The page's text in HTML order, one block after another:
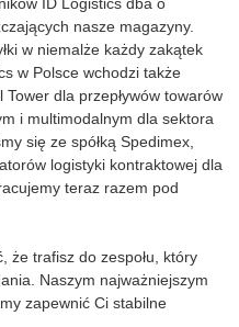
nasze magazyny.
w niemalże każdy zakątek
w Polsce wchodzi także
Tower dla przepływów towarów
i multimodalnym dla sektora
się ze spółką Spedimex,
logistyki kontraktowej dla
teraz razem pod
że trafisz do zespołu, który
Naszym najważniejszym
zapewnić Ci stabilne